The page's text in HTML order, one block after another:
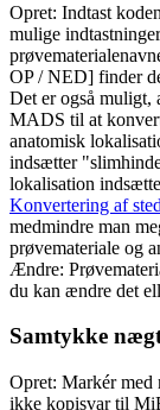
Opret: Indtast
mulige
OP / NED] finder
Det er også muligt,
MADS til at
anatomisk
indsætter
lokalisation
Konvertering af sted
medmindre man
prøvemateriale og
Ændre:
du kan ændre det
Samtykke
Opret: Markér med
ikke kopisvar til